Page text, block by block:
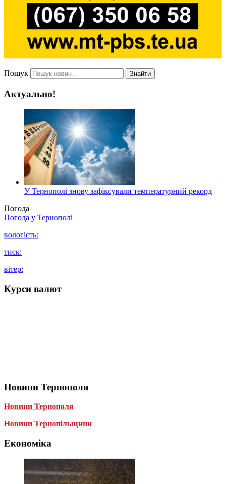
Пошук Знайти
Актуально!
У Тернополі знову зафіксували температурний рекорд
Погода
Погода у Тернополі
вологість:
тиск:
вітер:
Курси валют
Новини Тернополя
Новини Тернополя
Новини Тернопільщини
Економіка